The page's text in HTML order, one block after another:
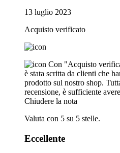
13 luglio 2023
Acquisto verificato
Con "Acquisto
è stata scritta da clienti che
prodotto sul nostro shop.
recensione, è sufficiente
Chiudere la nota
Valuta con 5 su 5 stelle.
Eccellente